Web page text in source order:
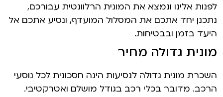
לפנות אלינו ונמצא את המונית הרלוונטית עבורכם,
נתכנן יחד אתכם את המסלול המועדף, ונסיע אתכם אל
היעד בזמן ובבטיחות.
מונית גדולה מחיר
השכרת מונית גדולה לנסיעות הינה חסכונית לכל נוסעי
הרכב. מדובר בכלי רכב בגודל מושלם ואטרקטיבי.